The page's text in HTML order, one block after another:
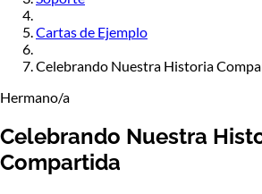
Cartas de Ejemplo
Celebrando Nuestra Historia
Hermano/a
Celebrando Nuestra
Compartida